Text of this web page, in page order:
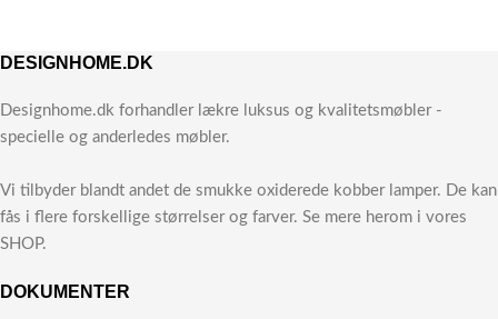
DESIGNHOME.DK
Designhome.dk forhandler lækre luksus og kvalitetsmøbler -
specielle og anderledes møbler.
Vi tilbyder blandt andet de smukke oxiderede kobber lamper. De kan
fås i flere forskellige størrelser og farver. Se mere herom i vores
SHOP.
DOKUMENTER